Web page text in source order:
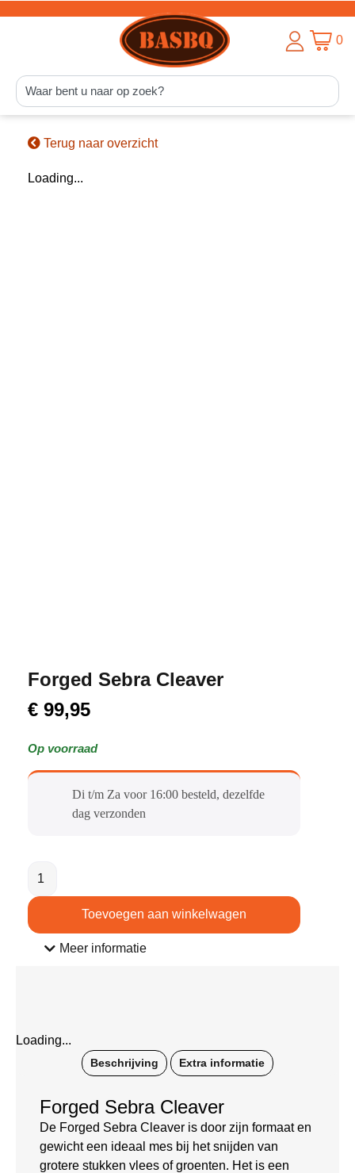
0
Terug naar overzicht
Loading...
Forged Sebra Cleaver
€ 99,95
Op voorraad
Di t/m Za voor 16:00 besteld, dezelfde
dag verzonden​
Toevoegen aan winkelwagen
Meer informatie
Loading...
Beschrijving Extra informatie
Forged Sebra Cleaver
De Forged Sebra Cleaver is door zijn formaat en
gewicht een ideaal mes bij het snijden van
grotere stukken vlees of groenten. Het is een